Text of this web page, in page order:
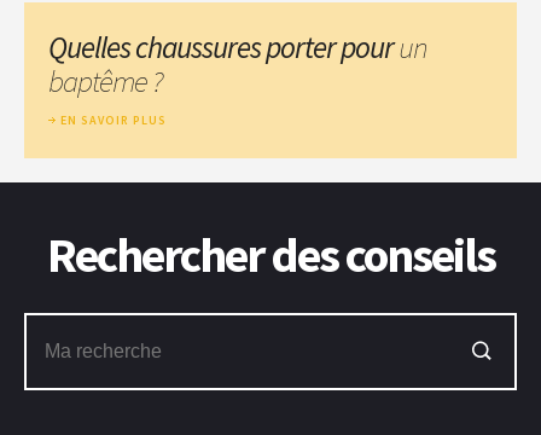
Quelles chaussures porter pourun
baptême ?
EN SAVOIR PLUS
Rechercher des conseils